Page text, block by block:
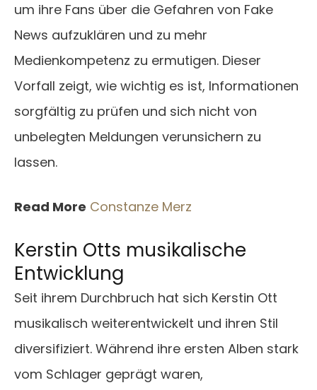
um ihre Fans über die Gefahren von Fake
News aufzuklären und zu mehr
Medienkompetenz zu ermutigen. Dieser
Vorfall zeigt, wie wichtig es ist, Informationen
sorgfältig zu prüfen und sich nicht von
unbelegten Meldungen verunsichern zu
lassen.
Read More Constanze Merz
Kerstin Otts musikalische
Entwicklung
Seit ihrem Durchbruch hat sich Kerstin Ott
musikalisch weiterentwickelt und ihren Stil
diversifiziert. Während ihre ersten Alben stark
vom Schlager geprägt waren,